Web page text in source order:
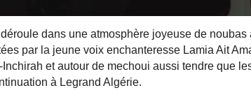
dans une atmosphère joyeuse de
par la jeune voix enchanteresse Lamia Ait
et autour de mechoui aussi tendre que
à Legrand Algérie.